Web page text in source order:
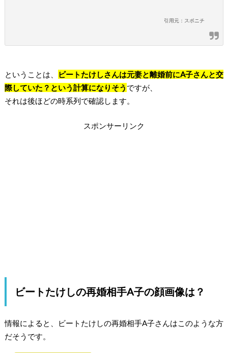
引用元：スポニチ
ということは、
ビートたけしさんは元妻と離婚前にA子さんと交
際していた？という計算になりそう ですが、
それは後ほどの時系列で確認します。
スポンサーリンク
ビートたけしの再婚相手A子の顔画像は？
情報によると、ビートたけしの再婚相手A子さんはこのような方
だそうです。